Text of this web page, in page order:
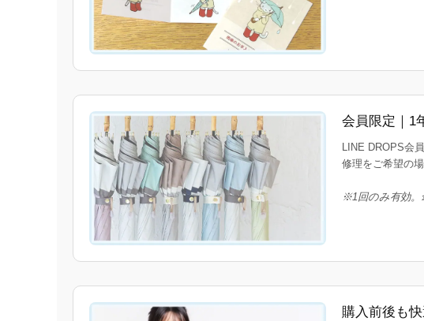
会員限定｜1
LINE DROPS会
修理をご希望の
※1回のみ有効。
購入前後も